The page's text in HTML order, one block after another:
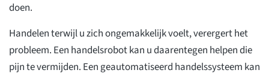
doen.
Handelen terwijl u zich ongemakkelijk voelt, verergert het
probleem. Een handelsrobot kan u daarentegen helpen die
pijn te vermijden. Een geautomatiseerd handelssysteem kan